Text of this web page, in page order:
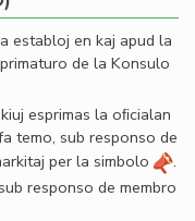
establoj en kaj apud la
de la Konsulo
esprimas la oﬁcialan
temo, sub responso de
per la simbolo
.
responso de membro